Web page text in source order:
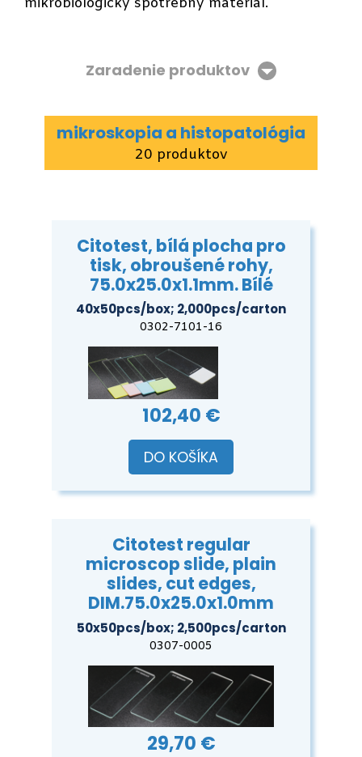
Zaradenie produktov
mikroskopia a histopatológia
20 produktov
Citotest, bílá plocha pro
tisk, obroušené rohy,
75.0x25.0x1.1mm. Bílé
40x50pcs/box; 2,000pcs/carton
0302-7101-16
102,40 €
DO KOŠÍKA
Citotest regular
microscop slide, plain
slides, cut edges,
DIM.75.0x25.0x1.0mm
50x50pcs/box; 2,500pcs/carton
0307-0005
29,70 €